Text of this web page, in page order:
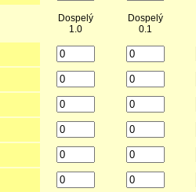
Dospelý
1.0
Dospelý
0.1